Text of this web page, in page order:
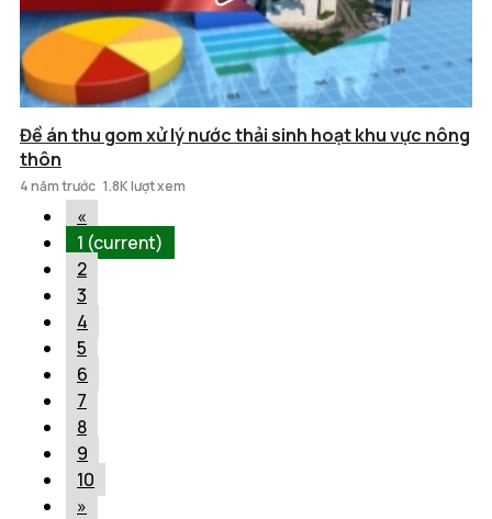
Đề án thu gom xử lý nước thải sinh hoạt khu vực nông
thôn
4 năm trước 1.8K lượt xem
«
1 (current)
2
3
4
5
6
7
8
9
10
»